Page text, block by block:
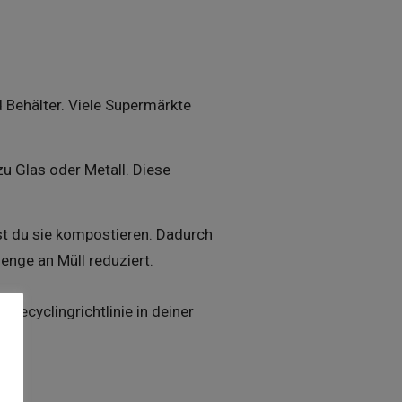
Viele Supermärkte
Glas oder Metall. Diese
du sie kompostieren. Dadurch
an Müll reduziert.
Recyclingrichtlinie in deiner